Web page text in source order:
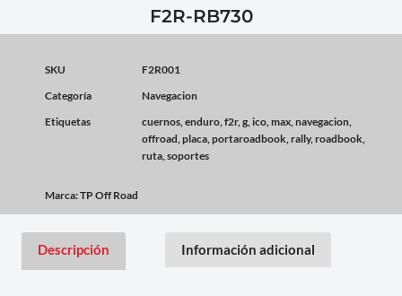
F2R-RB730
SKU
F2R001
Categoría
Navegacion
Etiquetas
cuernos enduro f2r, g ico max navegacion
offroad placa portaroadbook rally, roadbook
ruta soportes
Marca:TP Off Road
Descripción Información adicional